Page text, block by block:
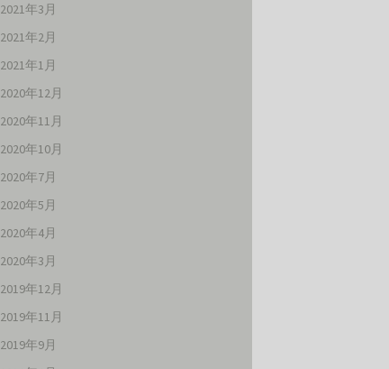
2021年3月
2021年2月
2021年1月
2020年12月
2020年11月
2020年10月
2020年7月
2020年5月
2020年4月
2020年3月
2019年12月
2019年11月
2019年9月